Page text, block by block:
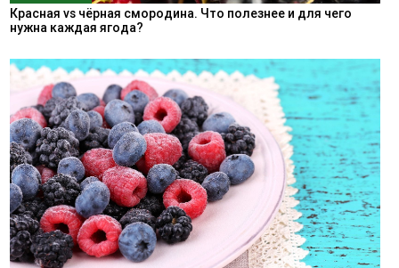
Красная vs чёрная смородина. Что полезнее и для чего
нужна каждая ягода?